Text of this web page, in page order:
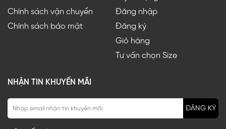
Chính sách vận chuyển
Chính sách bảo mật
Đăng nhập
Đăng ký
Giỏ hàng
Tư vấn chọn Size
NHẬN TIN KHUYẾN MÃI
ĐĂNG KÝ